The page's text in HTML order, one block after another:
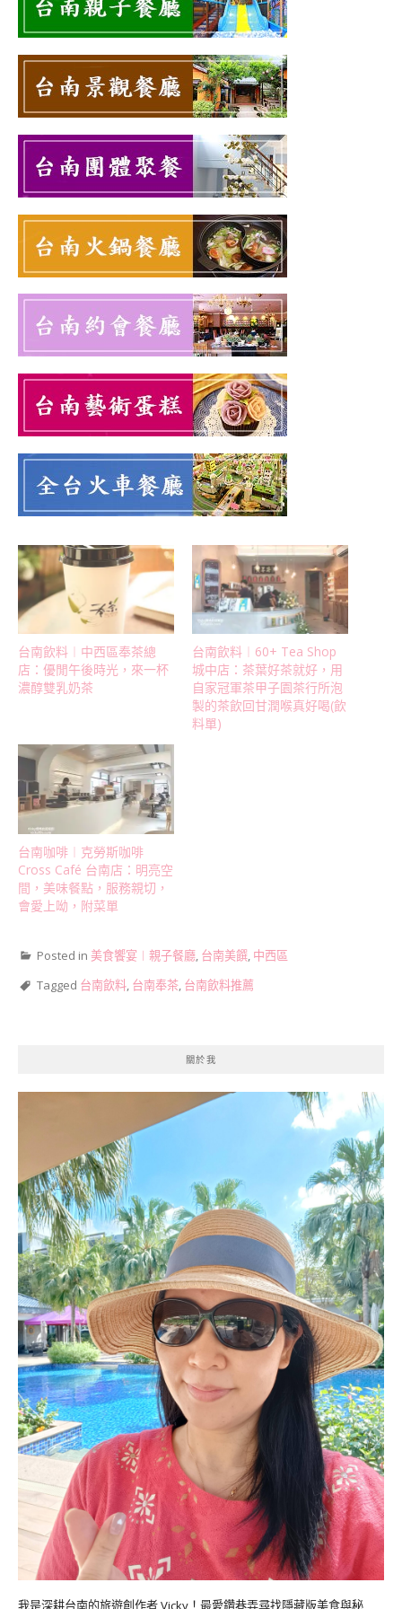
台南飲料︱中西區奉茶總
店：優閒午後時光，來一杯
濃醇雙乳奶茶
台南飲料︱60+ Tea Shop
城中店：茶葉好茶就好，用
自家冠軍茶甲子園茶行所泡
製的茶飲回甘潤喉真好喝(飲
料單)
台南咖啡︱克勞斯咖啡
Cross Café 台南店：明亮空
間，美味餐點，服務親切，
會愛上呦，附菜單
Posted in 美食饗宴︱親子餐廳, 台南美饌, 中西區
Tagged 台南飲料, 台南奉茶, 台南飲料推薦
關於我
我是深耕台南的旅遊創作者 Vicky！最愛鑽巷弄尋找隱藏版美食與秘